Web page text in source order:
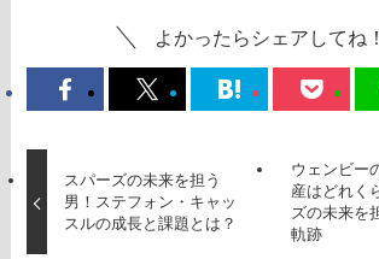
よかったらシェアしてね！
スパーズの未来を担う
男！ステフォン・キャッ
スルの成長と課題とは？
ウェンビー
産はどれく
ズの未来を
軌跡